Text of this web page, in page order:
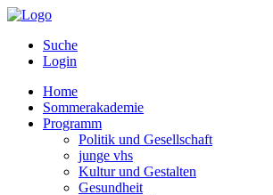
Suche
Login
Home
Sommerakademie
Programm
Politik und Gesellschaft
junge vhs
Kultur und Gestalten
Gesundheit